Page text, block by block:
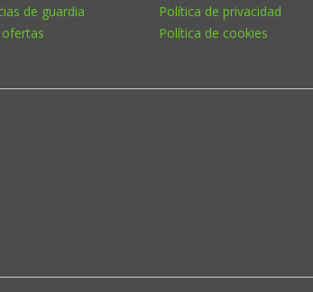
de guardia
ofertas
Política de privacidad
Política de cookies